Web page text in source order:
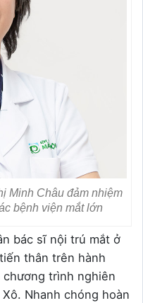
Minh Châu đảm nhiệm
bệnh viện mắt lớn
bác sĩ nội trú mắt ở
thân trên hành
trình nghiên
Nhanh chóng hoàn